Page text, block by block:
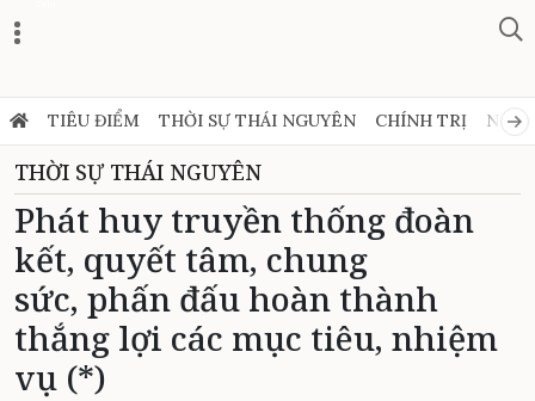
TIÊU ĐIỂM THỜI SỰ THÁI NGUYÊN CHÍNH TRỊ NGHỊ
THỜI SỰ THÁI NGUYÊN
Phát huy truyền thống đoàn
kết, quyết tâm, chung
sức, phấn đấu hoàn thành
thắng lợi các mục tiêu, nhiệm
vụ (*)